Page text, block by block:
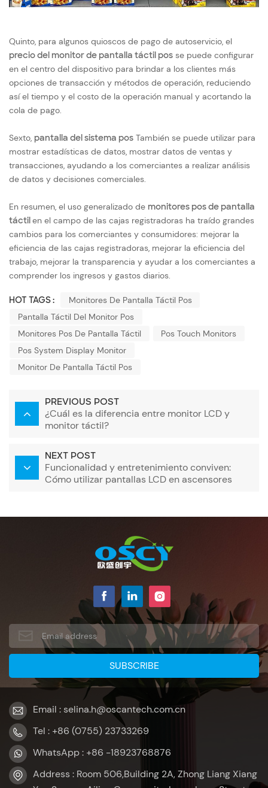
Quinto, para algunos quioscos de pago de autoservicio, el
precio del monitor de pantalla táctil pos se puede configurar
en el centro del dispositivo para brindar a los clientes más
opciones de transacción y métodos de operación, reduciendo
así el tiempo y el costo de la operación manual y acortando la
cola de pago.
Sexto, pantalla del sistema pos También se puede utilizar para
mostrar estadísticas de datos, mostrar datos de ventas y
transacciones, ayudando a los comerciantes a realizar análisis
de datos y decisiones comerciales.
En resumen, el uso generalizado de monitores pos de pantalla
táctilen el campo de las cajas registradoras ha traído grandes
cambios para los comerciantes y consumidores: mejorar la
eficiencia de las cajas registradoras, mejorar la eficiencia del
trabajo, mejorar la transparencia y ayudar a los comerciantes a
comprender los ingresos y gastos diarios.
HOT TAGS :
Monitores De Pantalla Táctil Pos
Pantalla Táctil Del Monitor Pos
Monitores Pos De Pantalla Táctil
Pos Touch Monitors
Pos System Display Monitor
Monitor De Pantalla Táctil Pos
PREVIOUS POST
¿Cuál es la diferencia entre monitor LCD y
monitor táctil?
NEXT POST
Funcionalidad y entretenimiento conviven:
Cómo utilizar pantallas LCD en ascensores
Email : selina.h@oscantech.com.cn
Tel : +86 (0755) 23733269
WhatsApp : +86 -18923768876
Address : Room 506,Building 2A, Zhong Liang Xiang